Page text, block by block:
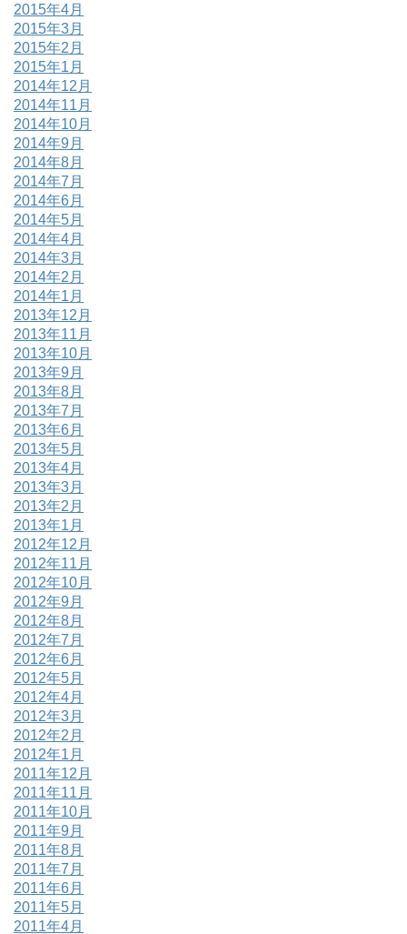
2015年4月
2015年3月
2015年2月
2015年1月
2014年12月
2014年11月
2014年10月
2014年9月
2014年8月
2014年7月
2014年6月
2014年5月
2014年4月
2014年3月
2014年2月
2014年1月
2013年12月
2013年11月
2013年10月
2013年9月
2013年8月
2013年7月
2013年6月
2013年5月
2013年4月
2013年3月
2013年2月
2013年1月
2012年12月
2012年11月
2012年10月
2012年9月
2012年8月
2012年7月
2012年6月
2012年5月
2012年4月
2012年3月
2012年2月
2012年1月
2011年12月
2011年11月
2011年10月
2011年9月
2011年8月
2011年7月
2011年6月
2011年5月
2011年4月